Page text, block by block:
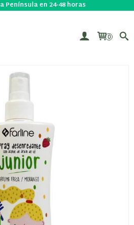
Península en 24-48 horas
0